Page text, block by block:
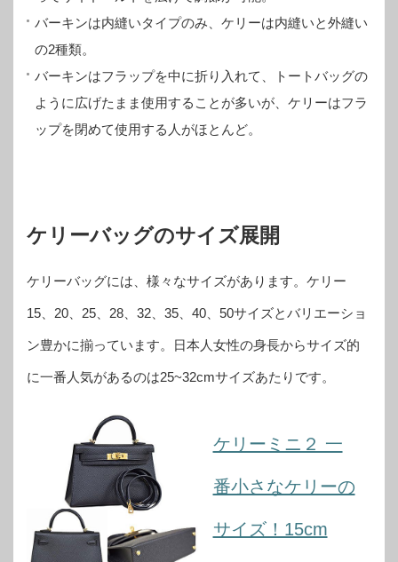
バーキンは内縫いタイプのみ、ケリーは内縫いと外縫い
の2種類。
バーキンはフラップを中に折り入れて、トートバッグの
ように広げたまま使用することが多いが、ケリーはフラ
ップを閉めて使用する人がほとんど。
ケリーバッグのサイズ展開
ケリーバッグには、様々なサイズがあります。ケリー
15、20、25、28、32、35、40、50サイズとバリエーショ
ン豊かに揃っています。日本人女性の身長からサイズ的
に一番人気があるのは25~32cmサイズあたりです。
ケリーミニ２ 一
番小さなケリーの
サイズ！15cm